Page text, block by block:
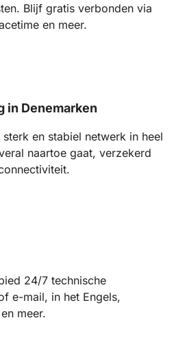
Blijf gratis verbonden via
en meer.
in Denemarken
en stabiel netwerk in heel
naartoe gaat, verzekerd
24/7 technische
e-mail, in het Engels,
meer.